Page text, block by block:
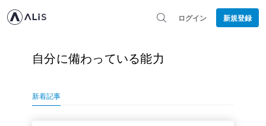
ログイン 新規登録
自分に備わっている能力
新着記事